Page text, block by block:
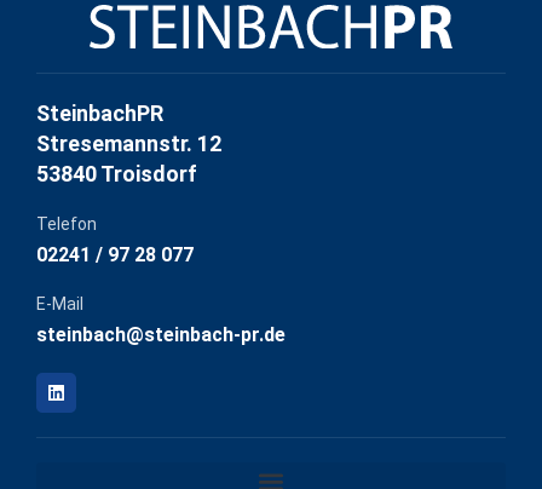
SteinbachPR
Stresemannstr. 12
53840 Troisdorf
Telefon
02241 / 97 28 077
E-Mail
steinbach@steinbach-pr.de